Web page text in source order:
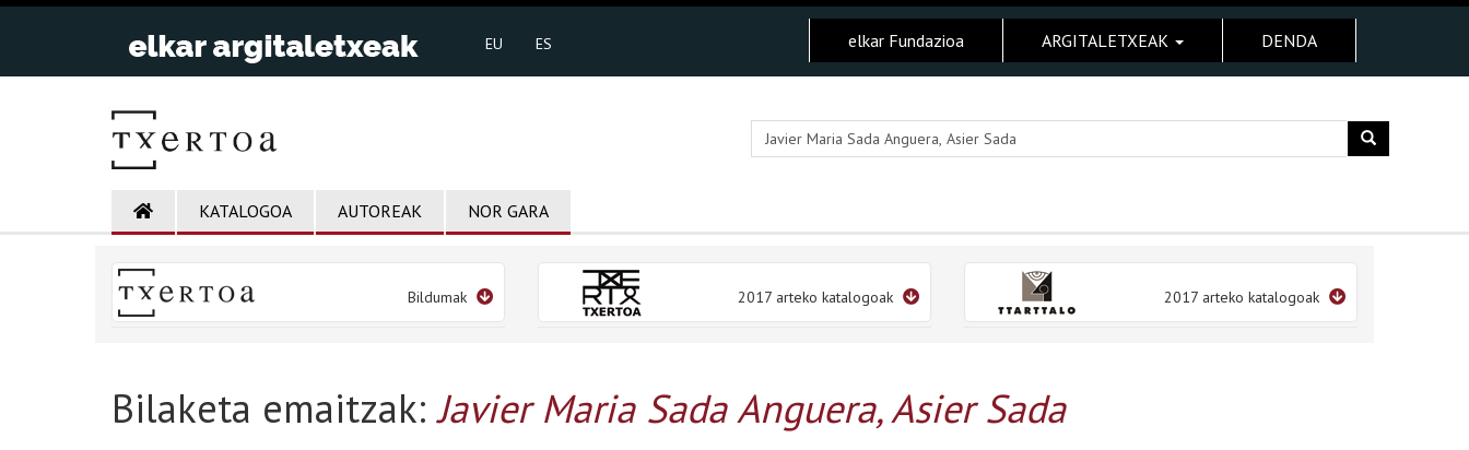
EU ES elkar Fundazioa ARGITALETXEAK DENDA
KATALOGOA AUTOREAK NOR GARA
Bildumak 2017 arteko katalogoak 2017 arteko katalogoak
Bilaketa emaitzak:Javier Maria Sada Anguera, Asier Sada